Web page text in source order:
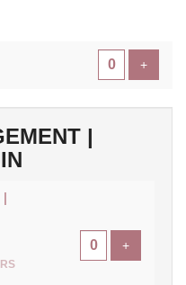
+Voeg
|
|
+Voeg